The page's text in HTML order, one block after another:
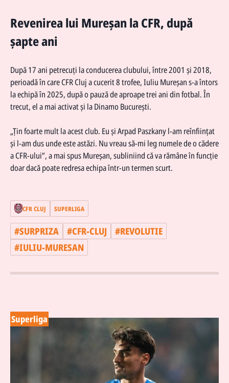
Revenirea lui Mureșan la CFR, după
șapte ani
După 17 ani petrecuți la conducerea clubului, între 2001 și 2018,
perioadă în care CFR Cluj a cucerit 8 trofee, Iuliu Mureșan s-a întors
la echipă în 2025, după o pauză de aproape trei ani din fotbal. În
trecut, el a mai activat și la Dinamo București.
„Țin foarte mult la acest club. Eu și Arpad Paszkany l-am reînființat
și l-am dus unde este astăzi. Nu vreau să-mi leg numele de o cădere
a CFR-ului”, a mai spus Mureșan, subliniind că va rămâne în funcție
doar dacă poate redresa echipa într-un termen scurt.
CFR CLUJ SUPERLIGA
#SURPRIZA #CFR-CLUJ #REVOLUTIE
#IULIU-MURESAN
Superliga